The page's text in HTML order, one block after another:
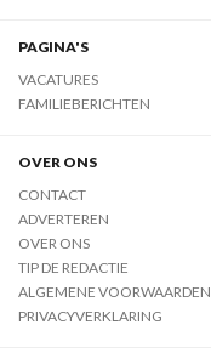
PAGINA'S
VACATURES
FAMILIEBERICHTEN
OVER ONS
CONTACT
ADVERTEREN
OVER ONS
TIP DE REDACTIE
ALGEMENE VOORWAARDEN
PRIVACYVERKLARING